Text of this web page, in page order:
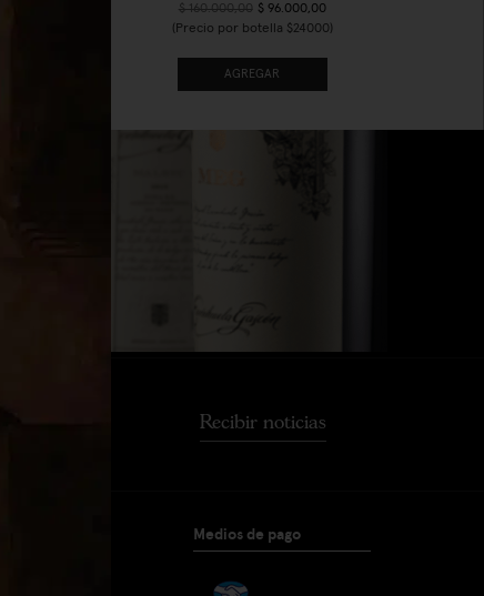
$ 160.000,00 $ 96.000,00
(Precio por botella $24000)
AGREGAR
Recibir noticias
Medios de pago